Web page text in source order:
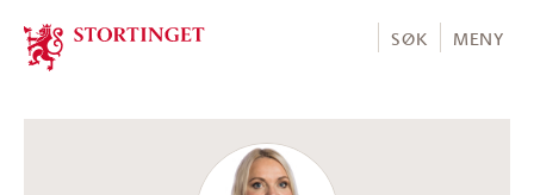
Stortinget.no
SØK MENY